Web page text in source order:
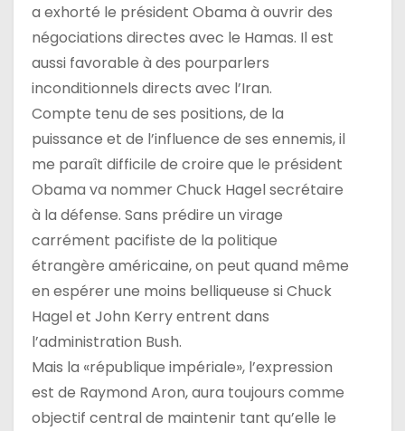
a exhorté le président Obama à ouvrir des
négociations directes avec le Hamas. Il est
aussi favorable à des pourparlers
inconditionnels directs avec l’Iran.
Compte tenu de ses positions, de la
puissance et de l’influence de ses ennemis, il
me paraît difficile de croire que le président
Obama va nommer Chuck Hagel secrétaire
à la défense. Sans prédire un virage
carrément pacifiste de la politique
étrangère américaine, on peut quand même
en espérer une moins belliqueuse si Chuck
Hagel et John Kerry entrent dans
l’administration Bush.
Mais la «république impériale», l’expression
est de Raymond Aron, aura toujours comme
objectif central de maintenir tant qu’elle le